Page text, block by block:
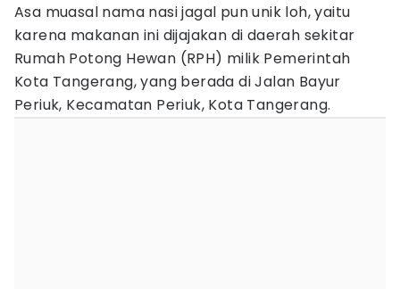
Asa muasal nama nasi jagal pun unik loh, yaitu
karena makanan ini dijajakan di daerah sekitar
Rumah Potong Hewan (RPH) milik Pemerintah
Kota Tangerang, yang berada di Jalan Bayur
Periuk, Kecamatan Periuk, Kota Tangerang.